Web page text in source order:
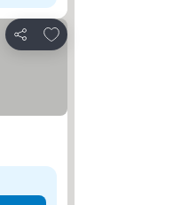
แชร์
เพิ่มในรายการโปรด